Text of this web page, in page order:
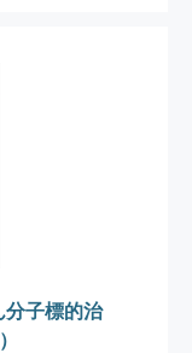
分子標的治